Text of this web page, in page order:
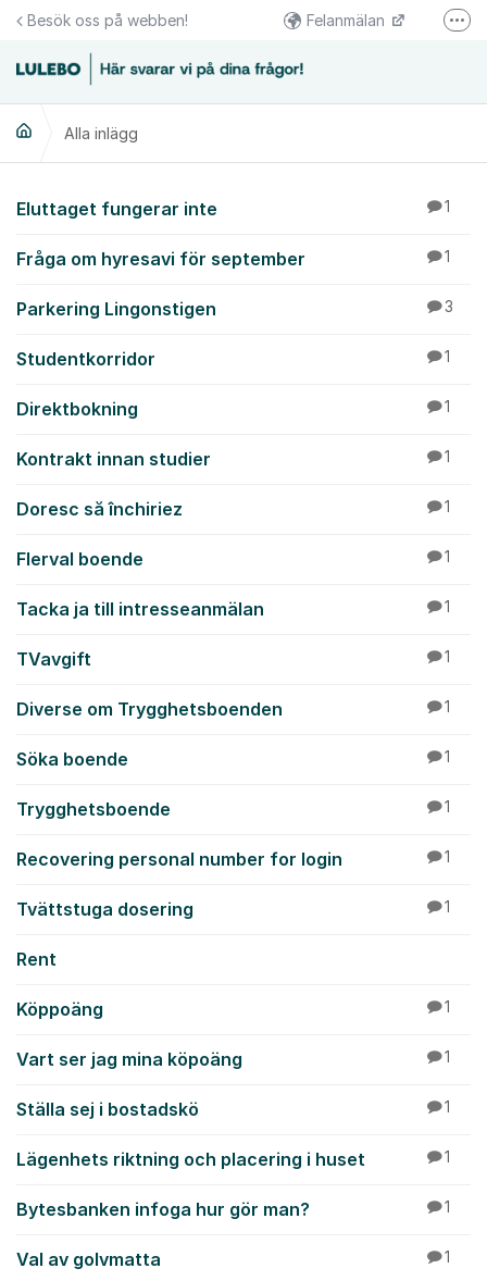
Hoppa till innehåll
Besök oss på webben! Felanmälan
Följs oss på Facebook
Växel 0920-23 67 00
Alla inlägg
Alla inlägg
Eluttaget fungerar inte 1
Fråga om hyresavi för september 1
Parkering Lingonstigen 3
Studentkorridor 1
Direktbokning 1
Kontrakt innan studier 1
Doresc să închiriez 1
Flerval boende 1
Tacka ja till intresseanmälan 1
TVavgift 1
Diverse om Trygghetsboenden 1
Söka boende 1
Trygghetsboende 1
Recovering personal number for login 1
Tvättstuga dosering 1
Rent
Köppoäng 1
Vart ser jag mina köpoäng 1
Ställa sej i bostadskö 1
Lägenhets riktning och placering i huset 1
Bytesbanken infoga hur gör man? 1
Val av golvmatta 1